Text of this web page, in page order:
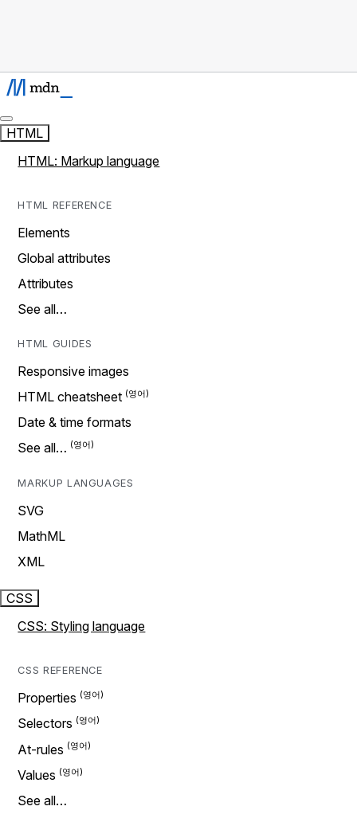
HTML
HTML: Markup language
HTML REFERENCE
Elements
Global attributes
Attributes
See all…
HTML GUIDES
Responsive images
HTML cheatsheet
Date & time formats
See all…
MARKUP LANGUAGES
SVG
MathML
XML
CSS
CSS: Styling language
CSS REFERENCE
Properties
Selectors
At-rules
Values
See all…